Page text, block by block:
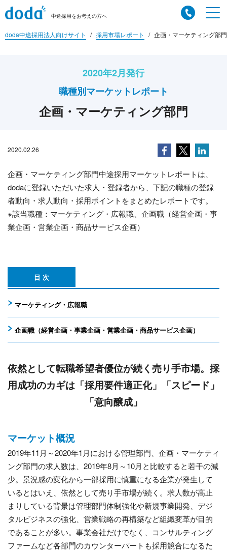
中途採用をお考えの方へ
doda中途採用法人向けサイト 採用市場レポート 企画・マーケティング部
2020年2月発行
職種別マーケットレポート
企画・マーケティング部門
2020.02.26
企画・マーケティング部門中途採用マーケットレポートは、
dodaに登録いただいた求人・登録者から、下記の職種の登録
者動向・求人動向・採用ポイントをまとめたレポートです。
※該当職種：マーケティング・広報職、企画職（経営企画・事
業企画・営業企画・商品サービス企画）
目 次
マーケティング・広報職
企画職（経営企画・事業企画・営業企画・商品サービス企画）
依然として転職希望者優位が続く売り手市場。 採
用成功のカギは「採用要件適正化」「スピード」
「意向醸成」
マーケット概況
2019年11月～2020年1月における管理部門、企画・マーケティ
ング部門の求人数は、2019年8月～10月と比較すると若干の減
少。景況感の変化から一部採用に慎重になる企業が発生して
いるとはいえ、依然として売り手市場が続く。求人数が高止
まりしている背景は管理部門体制強化や新規事業開発、デジ
タルビジネスの強化、営業戦略の再構築など組織変革が目的
であることが多い。事業会社だけでなく、コンサルティング
ファームなど各部門のカウンターパートも採用競合になるた